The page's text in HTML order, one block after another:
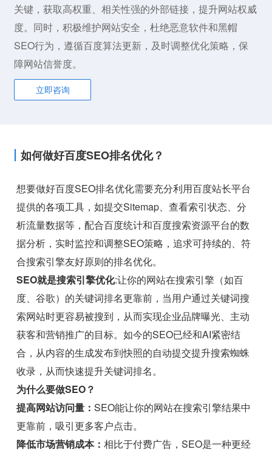
关键，获取高权重、相关性强的外部链接，提升网站权威
度。同时，积极维护网站安全，杜绝恶意软件和黑帽
SEO行为，遵循百度算法更新，及时调整优化策略，保
障网站信誉度。
立即咨询
如何做好百度SEO排名优化？
想要做好百度SEO排名优化需要充分利用百度站长平台
提供的各项工具，如提交Sitemap、查看索引状态、分
析流量数据等，配合百度统计和百度搜索资源平台的数
据分析，实时监控和调整SEO策略，追求可持续的、符
合搜索引擎友好原则的排名优化。
SEO就是搜索引擎优化:让你的网站在搜索引擎（如百
度、谷歌）的关键词排名更靠前，当用户通过关键词搜
索网站时更容易被搜到，从而实现企业品牌曝光、主动
获客和营销推广的目标。如今的SEO已经和AI紧密结
合，从内容的生成发布到快照的自动提交提升搜索蜘蛛
收录，从而快速提升关键词排名。
为什么要做SEO？
提高网站访问量：SEO能让你的网站在搜索引擎结果中
更靠前，吸引更多客户点击。
降低市场营销成本：相比于付费广告，SEO是一种更经